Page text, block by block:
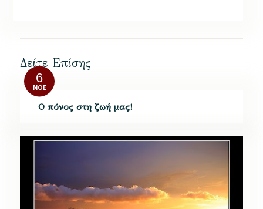
Δείτε Επίσης
6
ΝΟΈ
Ο πόνος στη ζωή μας!